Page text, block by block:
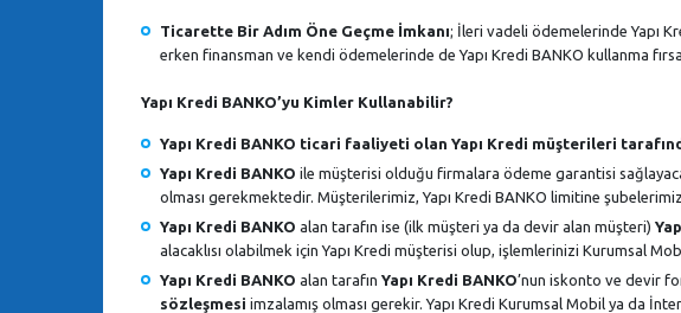
Ticarette Bir Adım Öne Geçme İmkanı; İleri vadeli ödemelerinde Yapı
erken finansman ve kendi ödemelerinde de Yapı Kredi BANKO kullanma
Yapı Kredi BANKO’yu Kimler Kullanabilir?
Yapı Kredi BANKO ticari faaliyeti olan Yapı Kredi müşterileri
Yapı Kredi BANKO ile müşterisi olduğu firmalara ödeme garantisi
olması gerekmektedir. Müşterilerimiz, Yapı Kredi BANKO limitine
Yapı Kredi BANKO alan tarafın ise (ilk müşteri ya da devir alan müşteri)
alacaklısı olabilmek için Yapı Kredi müşterisi olup, işlemlerinizi Kurumsal
Yapı Kredi BANKO alan tarafın Yapı Kredi BANKO’nun iskonto ve devir
sözleşmesi imzalamış olması gerekir. Yapı Kredi Kurumsal Mobil ya da